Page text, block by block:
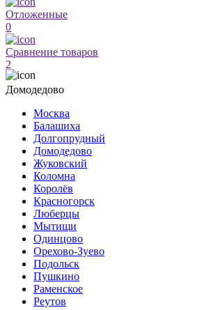
Отложенные
0
Сравнение товаров
2
Домодедово
Москва
Балашиха
Долгопрудный
Домодедово
Жуковский
Коломна
Королёв
Красногорск
Люберцы
Мытищи
Одинцово
Орехово-Зуево
Подольск
Пушкино
Раменское
Реутов